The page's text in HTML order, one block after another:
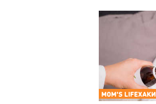
MOM'S LIFEХАКИ